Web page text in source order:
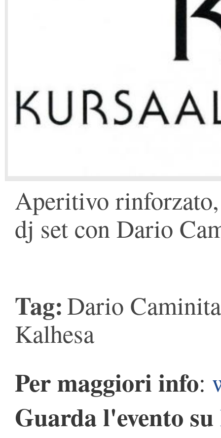
Aperitivo
dj set con Dario
Tag:Dario Caminita
Kalhesa
Per maggiori info:
Guarda l'evento su